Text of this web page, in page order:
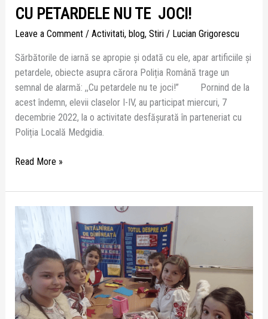
CU PETARDELE NU TE JOCI!
Leave a Comment / Activitati, blog, Stiri/ Lucian Grigorescu
Sărbătorile de iarnă se apropie și odată cu ele, apar artificiile și
petardele, obiecte asupra cărora Poliția Română trage un
semnal de alarmă: ,,Cu petardele nu te joci!” Pornind de la
acest îndemn, elevii claselor I-IV, au participat miercuri, 7
decembrie 2022, la o activitate desfășurată în parteneriat cu
Poliția Locală Medgidia.
Read More »
MAREA
UNIRE